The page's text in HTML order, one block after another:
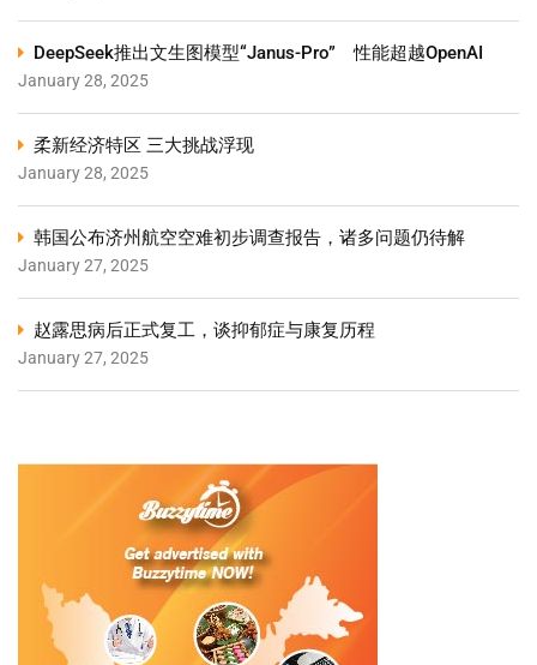
DeepSeek推出文生图模型“Janus-Pro” 性能超越OpenAI
January 28, 2025
柔新经济特区 三大挑战浮现
January 28, 2025
韩国公布济州航空空难初步调查报告，诸多问题仍待解
January 27, 2025
赵露思病后正式复工，谈抑郁症与康复历程
January 27, 2025